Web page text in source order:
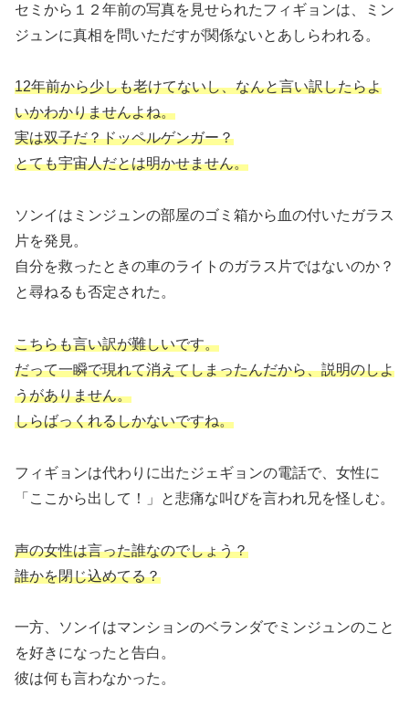
セミから１２年前の写真を見せられたフィギョンは、ミン
ジュンに真相を問いただすが関係ないとあしらわれる。
12年前から少しも老けてないし、なんと言い訳したらよ
いかわかりませんよね。
実は双子だ？ドッペルゲンガー？
とても宇宙人だとは明かせません。
ソンイはミンジュンの部屋のゴミ箱から血の付いたガラス
片を発見。
自分を救ったときの車のライトのガラス片ではないのか？
と尋ねるも否定された。
こちらも言い訳が難しいです。
だって一瞬で現れて消えてしまったんだから、説明のしよ
うがありません。
しらばっくれるしかないですね。
フィギョンは代わりに出たジェギョンの電話で、女性に
「ここから出して！」と悲痛な叫びを言われ兄を怪しむ。
声の女性は言った誰なのでしょう？
誰かを閉じ込めてる？
一方、ソンイはマンションのベランダでミンジュンのこと
を好きになったと告白。
彼は何も言わなかった。